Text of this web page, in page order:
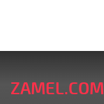
ZAMEL.COM